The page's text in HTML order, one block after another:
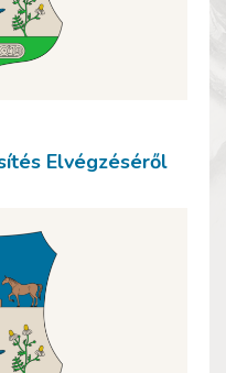
Elvégzéséről